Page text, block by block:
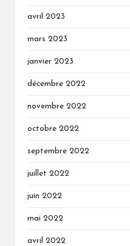
avril 2023
mars 2023
janvier 2023
décembre 2022
novembre 2022
octobre 2022
septembre 2022
juillet 2022
juin 2022
mai 2022
avril 2022